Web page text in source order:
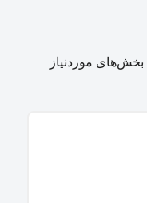
بخش‌های موردنیاز